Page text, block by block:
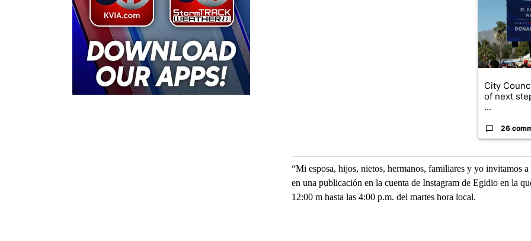
City
of next
...
26
“Mi esposa, hijos, nietos, hermanos, familiares y yo invitamos
en una publicación en la cuenta de Instagram de Egidio en la
12:00 m hasta las 4:00 p.m. del martes hora local.